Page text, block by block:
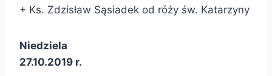
+ Ks. Zdzisław Sąsiadek od róży św. Katarzyny
Niedziela
27.10.2019 r.